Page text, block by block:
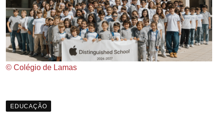
© Colégio de Lamas
EDUCAÇÃO